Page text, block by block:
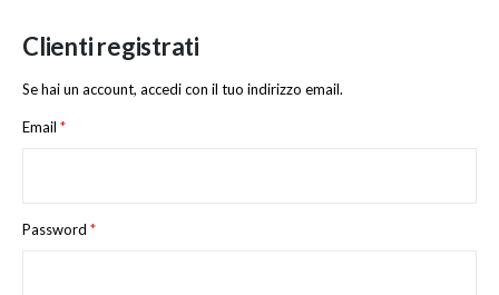
Clienti registrati
Se hai un account, accedi con il tuo indirizzo email.
Email
Password